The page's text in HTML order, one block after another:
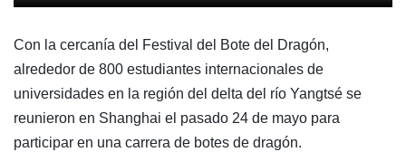
Con la cercanía del Festival del Bote del Dragón,
alrededor de 800 estudiantes internacionales de
universidades en la región del delta del río Yangtsé se
reunieron en Shanghai el pasado 24 de mayo para
participar en una carrera de botes de dragón.